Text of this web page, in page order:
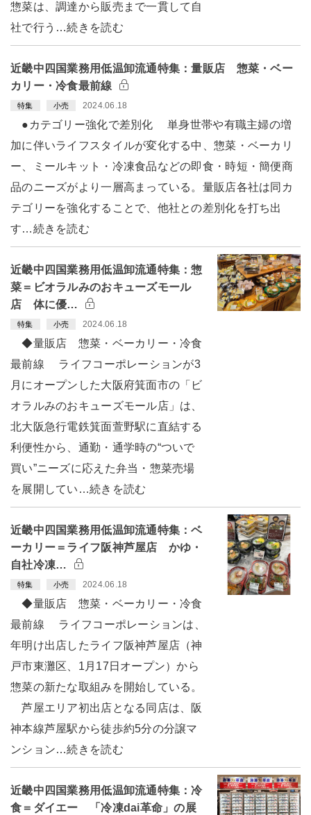
惣菜は、調達から販売まで一貫して自
社で行う…続きを読む
近畿中四国業務用低温卸流通特集：量販店 惣菜・ベー
カリー・冷食最前線
特集 小売 2024.06.18
●カテゴリー強化で差別化 単身世帯や有職主婦の増
加に伴いライフスタイルが変化する中、惣菜・ベーカリ
ー、ミールキット・冷凍食品などの即食・時短・簡便商
品のニーズがより一層高まっている。量販店各社は同カ
テゴリーを強化することで、他社との差別化を打ち出
す…続きを読む
近畿中四国業務用低温卸流通特集：惣
菜＝ビオラルみのおキューズモール
店 体に優…
特集 小売 2024.06.18
◆量販店 惣菜・ベーカリー・冷食
最前線 ライフコーポレーションが3
月にオープンした大阪府箕面市の「ビ
オラルみのおキューズモール店」は、
北大阪急行電鉄箕面萱野駅に直結する
利便性から、通勤・通学時の“ついで
買い”ニーズに応えた弁当・惣菜売場
を展開してい…続きを読む
近畿中四国業務用低温卸流通特集：ベ
ーカリー＝ライフ阪神芦屋店 かゆ・
自社冷凍…
特集 小売 2024.06.18
◆量販店 惣菜・ベーカリー・冷食
最前線 ライフコーポレーションは、
年明け出店したライフ阪神芦屋店（神
戸市東灘区、1月17日オープン）から
惣菜の新たな取組みを開始している。
芦屋エリア初出店となる同店は、阪
神本線芦屋駅から徒歩約5分の分譲マ
ンション…続きを読む
近畿中四国業務用低温卸流通特集：冷
食＝ダイエー 「冷凍dai革命」の展